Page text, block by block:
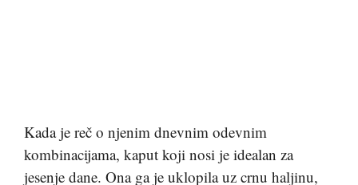
Kada je reč o njenim dnevnim odevnim
kombinacijama, kaput koji nosi je idealan za
jesenje dane. Ona ga je uklopila uz crnu haljinu,